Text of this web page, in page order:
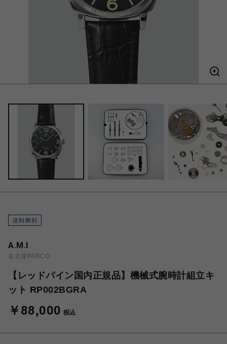
A.M.I
名古屋PARCO
【レッドパイン国内正規品】機械式腕時計組立キ
ット RP002BGRA
￥88,000 税込